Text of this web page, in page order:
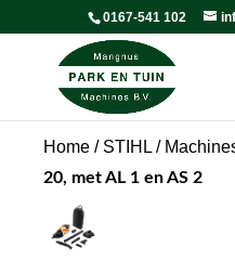
0167-541 102
Home / STIHL /
20, met AL 1 en AS 2